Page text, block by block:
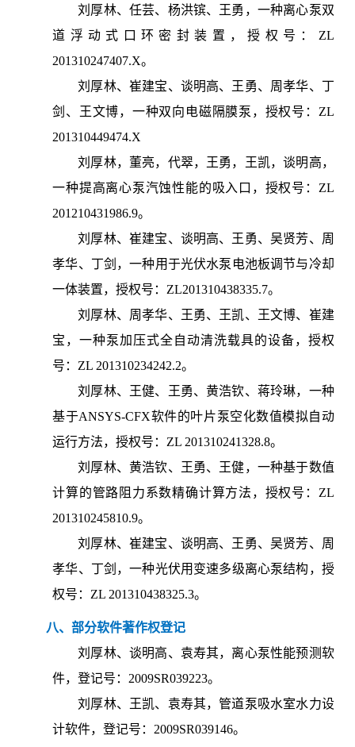
刘厚林、任芸、杨洪镔、王勇，一种离心泵双
道浮动式口环密封装置，授权号：ZL
201310247407.X。
刘厚林、崔建宝、谈明高、王勇、周孝华、丁
剑、王文博，一种双向电磁隔膜泵，授权号：ZL
201310449474.X
刘厚林，董亮，代翠，王勇，王凯，谈明高，
一种提高离心泵汽蚀性能的吸入口，授权号：ZL
201210431986.9。
刘厚林、崔建宝、谈明高、王勇、吴贤芳、周
孝华、丁剑，一种用于光伏水泵电池板调节与冷却
一体装置，授权号：ZL201310438335.7。
刘厚林、周孝华、王勇、王凯、王文博、崔建
宝，一种泵加压式全自动清洗载具的设备，授权
号：ZL 201310234242.2。
刘厚林、王健、王勇、黄浩钦、蒋玲琳，一种
基于ANSYS-CFX软件的叶片泵空化数值模拟自动
运行方法，授权号：ZL 201310241328.8。
刘厚林、黄浩钦、王勇、王健，一种基于数值
计算的管路阻力系数精确计算方法，授权号：ZL
201310245810.9。
刘厚林、崔建宝、谈明高、王勇、吴贤芳、周
孝华、丁剑，一种光伏用变速多级离心泵结构，授
权号：ZL 201310438325.3。
八、部分软件著作权登记
刘厚林、谈明高、袁寿其，离心泵性能预测软
件，登记号：2009SR039223。
刘厚林、王凯、袁寿其，管道泵吸水室水力设
计软件，登记号：2009SR039146。